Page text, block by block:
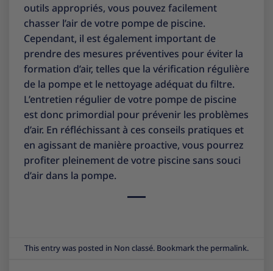
outils appropriés, vous pouvez facilement
chasser l’air de votre pompe de piscine.
Cependant, il est également important de
prendre des mesures préventives pour éviter la
formation d’air, telles que la vérification régulière
de la pompe et le nettoyage adéquat du filtre.
L’entretien régulier de votre pompe de piscine
est donc primordial pour prévenir les problèmes
d’air. En réfléchissant à ces conseils pratiques et
en agissant de manière proactive, vous pourrez
profiter pleinement de votre piscine sans souci
d’air dans la pompe.
This entry was posted in Non classé. Bookmark the permalink.